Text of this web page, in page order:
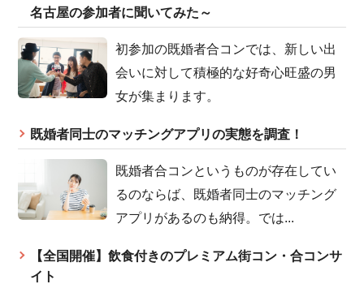
名古屋の参加者に聞いてみた～
初参加の既婚者合コンでは、新しい出
会いに対して積極的な好奇心旺盛の男
女が集まります。
既婚者同士のマッチングアプリの実態を調査！
既婚者合コンというものが存在してい
るのならば、既婚者同士のマッチング
アプリがあるのも納得。では...
【全国開催】飲食付きのプレミアム街コン・合コンサ
イト